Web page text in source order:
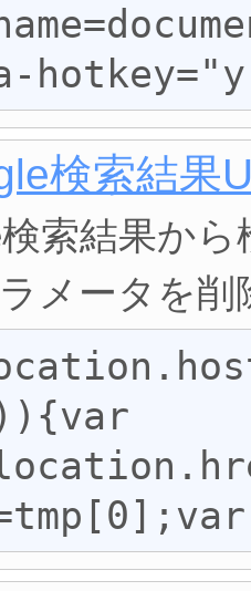
検索結果
索結果か
メータを削